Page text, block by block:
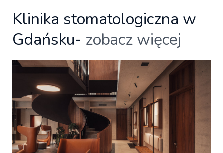
Klinika stomatologiczna w
Gdańsku- zobacz więcej